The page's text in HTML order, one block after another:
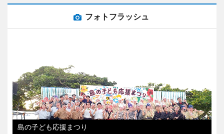
フォトフラッシュ
島の子ども応援まつり